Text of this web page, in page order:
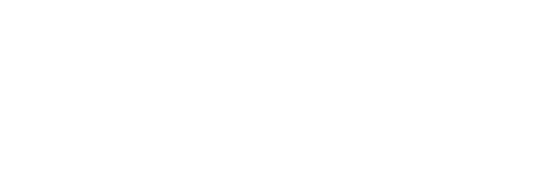
載せていない写真もありますので、こんな写真が撮りたい！